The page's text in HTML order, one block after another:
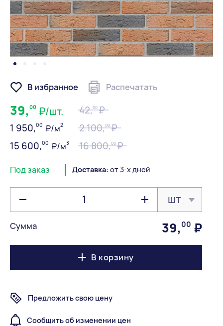
В избранное Распечатать
39, 00 ₽/шт.
1 950,00 ₽/м2
15 600,00 ₽/м3
42,00
2 100,00
16 800,00
Под заказ Доставка: от 3-х дней
шт
Сумма 39, 00 ₽
В корзину
Предложить свою цену
Сообщить об изменении цен